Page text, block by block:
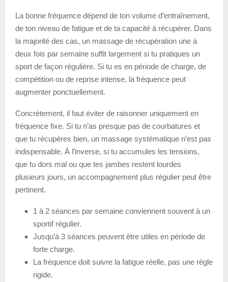
La bonne fréquence dépend de ton volume d’entraînement,
de ton niveau de fatigue et de ta capacité à récupérer. Dans
la majorité des cas, un massage de récupération une à
deux fois par semaine suffit largement si tu pratiques un
sport de façon régulière. Si tu es en période de charge, de
compétition ou de reprise intense, la fréquence peut
augmenter ponctuellement.
Concrètement, il faut éviter de raisonner uniquement en
fréquence fixe. Si tu n’as presque pas de courbatures et
que tu récupères bien, un massage systématique n’est pas
indispensable. À l’inverse, si tu accumules les tensions,
que tu dors mal ou que tes jambes restent lourdes
plusieurs jours, un accompagnement plus régulier peut être
pertinent.
1 à 2 séances par semaine conviennent souvent à un
sportif régulier.
Jusqu’à 3 séances peuvent être utiles en période de
forte charge.
La fréquence doit suivre la fatigue réelle, pas une règle
rigide.